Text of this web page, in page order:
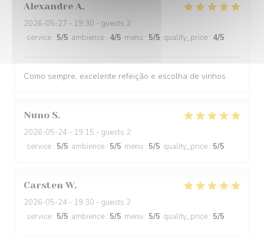
Alexandre A
2026-05-27 - 19:30 - guests 2
service : 5/5 ambience : 4/5 menu : 5/5 quality_price : 4/5
Como sempre, excelente refeição e escolha de vinhos
Nuno S
2026-05-24 - 19:15 - guests 2
service : 5/5 ambience : 5/5 menu : 5/5 quality_price : 5/5
Carsten W
2026-05-24 - 19:30 - guests 2
service : 5/5 ambience : 5/5 menu : 5/5 quality_price : 5/5